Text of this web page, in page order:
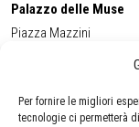
Per fornire le migliori
tecnologie ci permetterà
Palazzo delle Muse
Piazza Mazzini
Tel:
+39 0584 944580
Email: